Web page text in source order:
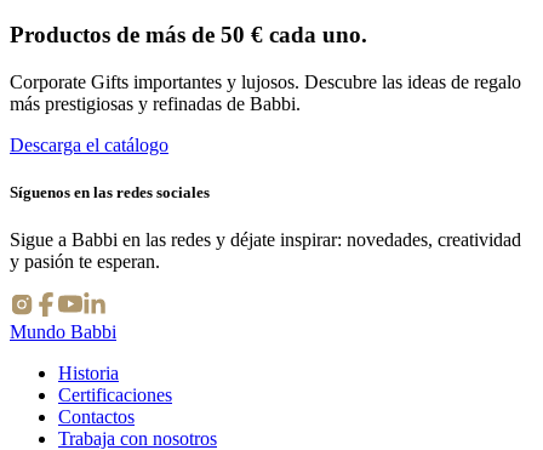
Productos de más de 50 € cada uno.
Corporate Gifts importantes y lujosos. Descubre las ideas de regalo
más prestigiosas y refinadas de Babbi.
Descarga el catálogo
Síguenos en las redes sociales
Sigue a Babbi en las redes y déjate inspirar: novedades, creatividad
y pasión te esperan.
Mundo Babbi
Historia
Certificaciones
Contactos
Trabaja con nosotros